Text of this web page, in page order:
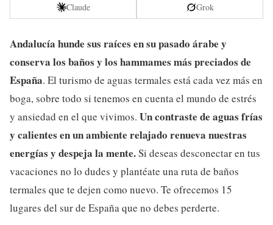
Claude
Grok
Andalucía hunde sus raíces en su pasado árabe y
conserva los baños y los hammames más preciados de
España. El turismo de aguas termales está cada vez más en
boga, sobre todo si tenemos en cuenta el mundo de estrés
y ansiedad en el que vivimos. Un contraste de aguas frías
y calientes en un ambiente relajado renueva nuestras
energías y despeja la mente.Si deseas desconectar en tus
vacaciones no lo dudes y plantéate una ruta de baños
termales que te dejen como nuevo. Te ofrecemos 15
lugares del sur de España que no debes perderte.